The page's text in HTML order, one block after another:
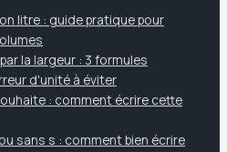
litre : guide pratique pour
la largeur : 3 formules
d'unité à éviter
: comment écrire cette
sans s : comment bien écrire